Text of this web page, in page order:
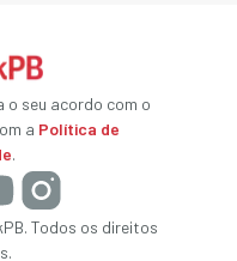
o seu acordo com o
a Política de
.
Todos os direitos